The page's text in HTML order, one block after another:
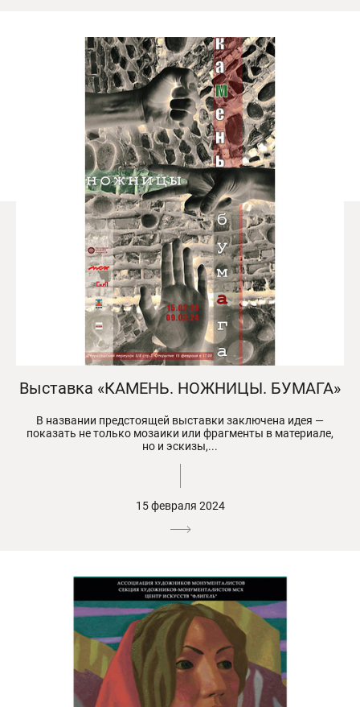
Выставка «КАМЕНЬ. НОЖНИЦЫ. БУМАГА»
В названии предстоящей выставки заключена идея —
показать не только мозаики или фрагменты в материале,
но и эскизы,...
15 февраля 2024